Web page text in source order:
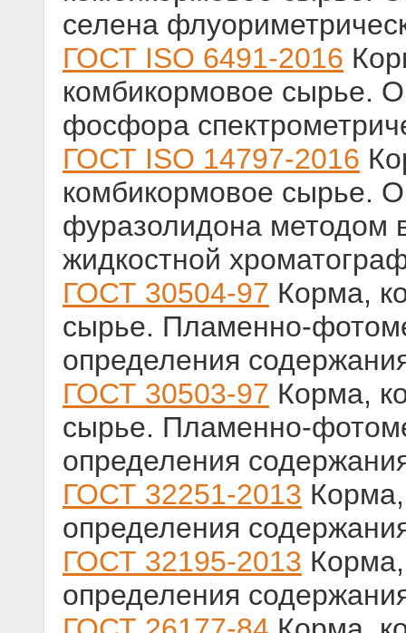
селена
ГОСТ ISO 6491-2016
комбикормовое сырье.
фосфора
ГОСТ ISO 14797-2016
комбикормовое сырье.
фуразолидона методом
жидкостной
ГОСТ 30504-97 Корма,
сырье. Пламенно-
определения
ГОСТ 30503-97 Корма,
сырье. Пламенно-
определения
ГОСТ 32251-2013
определения
ГОСТ 32195-2013
определения